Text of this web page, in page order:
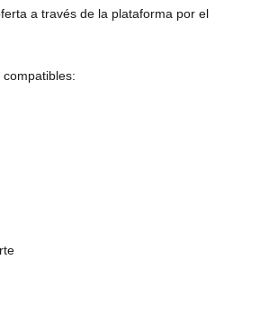
a través de la plataforma por el